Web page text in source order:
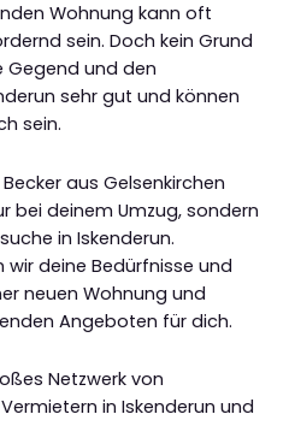
Wohnung kann oft
sein. Doch kein Grund
Gegend und den
sehr gut und können
sein.
aus Gelsenkirchen
bei deinem Umzug, sondern
in Iskenderun.
deine Bedürfnisse und
neuen Wohnung und
Angeboten für dich.
Netzwerk von
in Iskenderun und